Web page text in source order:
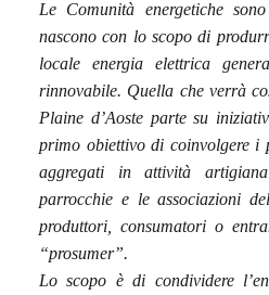
Le Comunità energetiche
nascono con lo scopo di
locale energia elettrica
rinnovabile. Quella che verrà
Plaine d’Aoste parte su
primo obiettivo di coinvolgere
aggregati in attività
parrocchie e le associazioni
produttori, consumatori o
“prosumer”.
Lo scopo è di condividere